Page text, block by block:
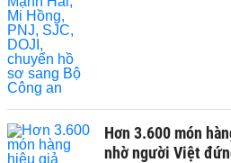
Hơn 3.600 món
nhờ người Việt